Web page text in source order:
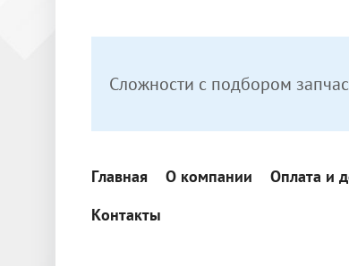
Сложности с подбором
Главная О компании Оплата и
Контакты